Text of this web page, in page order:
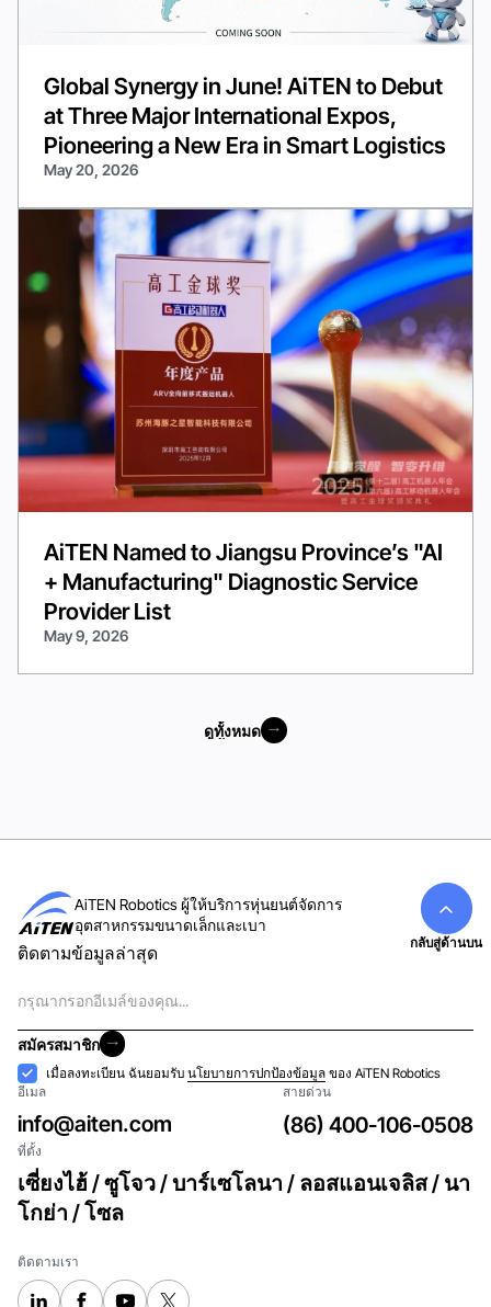
Global Synergy in June! AiTEN to Debut
at Three Major International Expos,
Pioneering a New Era in Smart Logistics
May 20, 2026
AiTEN Named to Jiangsu Province’s "AI
+ Manufacturing" Diagnostic Service
Provider List
May 9, 2026
ดูทั้งหมด
AiTEN Robotics ผู้ให้บริการหุ่นยนต์จัดการ
อุตสาหกรรมขนาดเล็กและเบา
ติดตามข้อมูลล่าสุด
สมัครสมาชิก
สมัครสมาชิก
การ
ยอมรับ
เมื่อลงทะเบียน ฉันยอมรับนโยบายการปกป้องข้อมูล ของ AiTEN Robotics
อีเมล
info@aiten.com
สายด่วน
(86) 400-106-0508
ที่ตั้ง
เซี่ยงไฮ้ / ซูโจว / บาร์เซโลนา / ลอสแอนเจลิส / นา
โกย่า / โซล
ติดตามเรา
กลับสู่ด้านบน